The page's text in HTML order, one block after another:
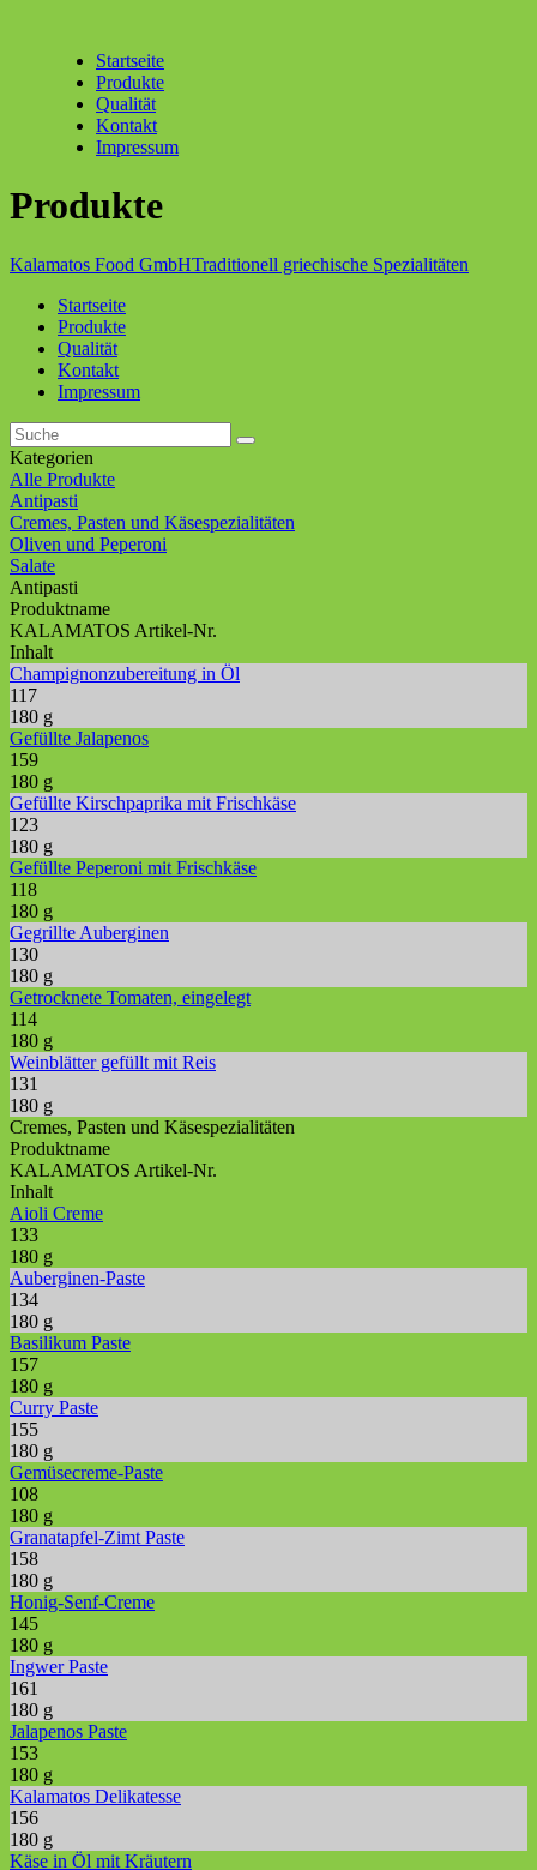
Startseite
Produkte
Qualität
Kontakt
Impressum
Produkte
Kalamatos Food GmbHTraditionell griechische Spezialitäten
Startseite
Produkte
Qualität
Kontakt
Impressum
Kategorien
Alle Produkte
Antipasti
Cremes, Pasten und Käsespezialitäten
Oliven und Peperoni
Salate
Antipasti
Produktname
KALAMATOS Artikel-Nr.
Inhalt
Champignonzubereitung in Öl
117
180 g
Gefüllte Jalapenos
159
180 g
Gefüllte Kirschpaprika mit Frischkäse
123
180 g
Gefüllte Peperoni mit Frischkäse
118
180 g
Gegrillte Auberginen
130
180 g
Getrocknete Tomaten, eingelegt
114
180 g
Weinblätter gefüllt mit Reis
131
180 g
Cremes, Pasten und Käsespezialitäten
Produktname
KALAMATOS Artikel-Nr.
Inhalt
Aioli Creme
133
180 g
Auberginen-Paste
134
180 g
Basilikum Paste
157
180 g
Curry Paste
155
180 g
Gemüsecreme-Paste
108
180 g
Granatapfel-Zimt Paste
158
180 g
Honig-Senf-Creme
145
180 g
Ingwer Paste
161
180 g
Jalapenos Paste
153
180 g
Kalamatos Delikatesse
156
180 g
Käse in Öl mit Kräutern